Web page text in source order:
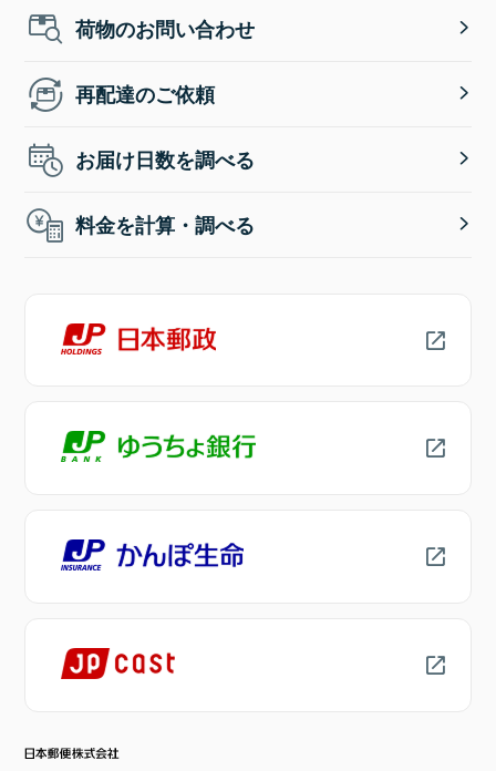
荷物のお問い合わせ
再配達のご依頼
お届け日数を調べる
料金を計算・調べる